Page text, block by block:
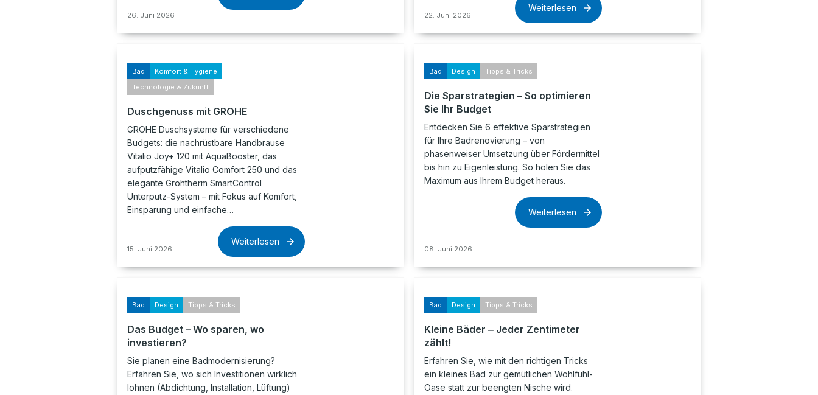
26. Juni 2026 22. Juni 2026
Weiterlesen
Bad
Komfort & Hygiene
Technologie & Zukunft
Duschgenuss mit GROHE
GROHE Duschsysteme für verschiedene
Budgets: die nachrüstbare Handbrause
Vitalio Joy+ 120 mit AquaBooster, das
aufputzfähige Vitalio Comfort 250 und das
elegante Grohtherm SmartControl
Unterputz-System – mit Fokus auf Komfort,
Einsparung und einfache…
15. Juni 2026
Weiterlesen
Bad Design Tipps & Tricks
Die Sparstrategien – So optimieren
Sie Ihr Budget
Entdecken Sie 6 effektive Sparstrategien
für Ihre Badrenovierung – von
phasenweiser Umsetzung über Fördermittel
bis hin zu Eigenleistung. So holen Sie das
Maximum aus Ihrem Budget heraus.
08. Juni 2026
Weiterlesen
Bad Design Tipps & Tricks
Das Budget – Wo sparen, wo
investieren?
Sie planen eine Badmodernisierung?
Erfahren Sie, wo sich Investitionen wirklich
lohnen (Abdichtung, Installation, Lüftung)
Bad Design Tipps & Tricks
Kleine Bäder ‒ Jeder Zentimeter
zählt!
Erfahren Sie, wie mit den richtigen Tricks
ein kleines Bad zur gemütlichen Wohlfühl-
Oase statt zur beengten Nische wird.